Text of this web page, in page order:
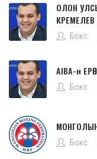
ОЛОН
Бокс
AIBA-н
Бокс
Бокс